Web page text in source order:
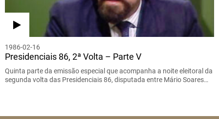
1986-02-16
Presidenciais 86, 2ª Volta – Parte V
Quinta parte da emissão especial que acompanha a noite eleitoral da
segunda volta das Presidenciais 86, disputada entre Mário Soares…